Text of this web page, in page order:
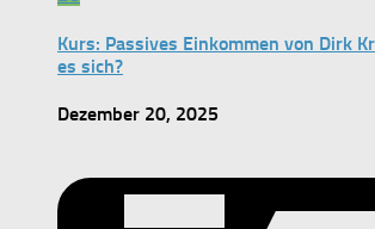
Kurs: Passives Einkommen von Dirk
es sich?
Dezember 20, 2025